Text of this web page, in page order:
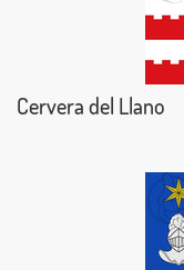
Cervera del Llano